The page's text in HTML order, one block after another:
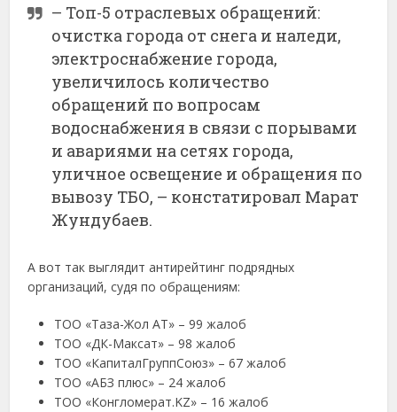
– Топ-5 отраслевых обращений:
очистка города от снега и наледи,
электроснабжение города,
увеличилось количество
обращений по вопросам
водоснабжения в связи с порывами
и авариями на сетях города,
уличное освещение и обращения по
вывозу ТБО, – констатировал Марат
Жундубаев.
А вот так выглядит антирейтинг подрядных
организаций, судя по обращениям:
ТОО «Таза-Жол АТ» – 99 жалоб
ТОО «ДК-Максат» – 98 жалоб
ТОО «КапиталГруппСоюз» – 67 жалоб
ТОО «АБЗ плюс» – 24 жалоб
ТОО «Конгломерат.KZ» – 16 жалоб